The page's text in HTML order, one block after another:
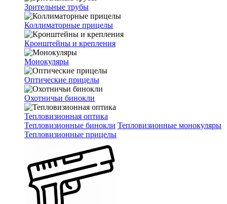
Зрительные трубы
Коллиматорные прицелы
Кронштейны и крепления
Монокуляры
Оптические прицелы
Охотничьи бинокли
Тепловизионная оптика
Тепловизионные бинокли Тепловизионные монокуляры
Тепловизионные прицелы